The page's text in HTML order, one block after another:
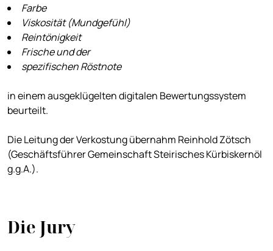
Farbe
Viskosität (Mundgefühl)
Reintönigkeit
Frische und der
spezifischen Röstnote
in einem ausgeklügelten digitalen Bewertungssystem
beurteilt.
Die Leitung der Verkostung übernahm Reinhold Zötsch
(Geschäftsführer Gemeinschaft Steirisches Kürbiskernöl
g.g.A.).
Die Jury